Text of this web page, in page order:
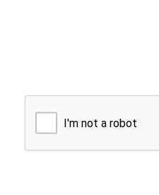
I'm not a robot